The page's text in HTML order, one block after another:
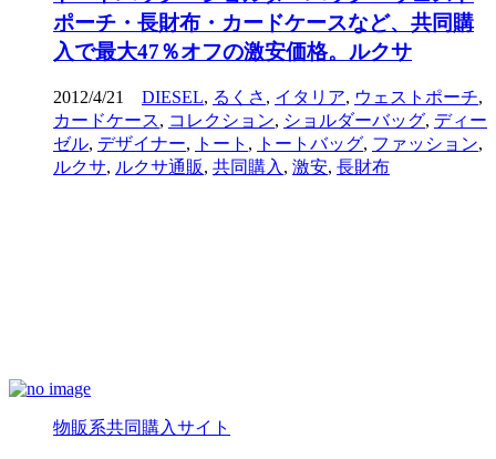
ポーチ・長財布・カードケースなど、共同購
入で最大47％オフの激安価格。ルクサ
2012/4/21 DIESEL, るくさ , イタリア, ウェストポーチ,
カードケース, コレクション, ショルダーバッグ, ディー
ゼル, デザイナー, トート , トートバッグ, ファッション,
ルクサ, ルクサ通販, 共同購入 , 激安, 長財布
物販系共同購入サイト